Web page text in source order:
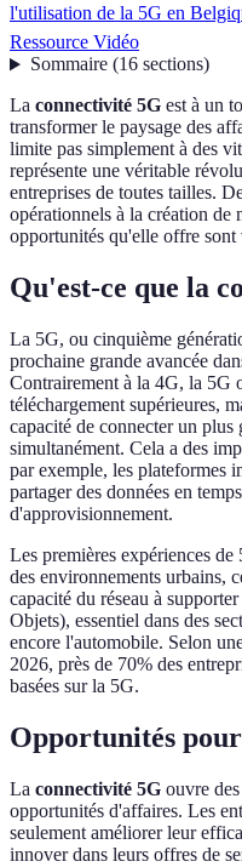
l'utilisation de la 5G en
Ressource Vidéo
Sommaire(16 sections)
La connectivité 5G est à un
transformer le paysage des
limite pas simplement à des
représente une véritable
entreprises de toutes tailles.
opérationnels à la création de
opportunités qu'elle offre sont
Qu'est-ce que la
La 5G, ou cinquième
prochaine grande avancée
Contrairement à la 4G, la 5G
téléchargement supérieures,
capacité de connecter un
simultanément. Cela a des
par exemple, les plateformes
partager des données en
d'approvisionnement.
Les premières expériences
des environnements urbains,
capacité du réseau à
Objets), essentiel dans des
encore l'automobile. Selon
2026, près de 70% des
basées sur la 5G.
Opportunités
La connectivité 5G ouvre
opportunités d'affaires. Les
seulement améliorer leur
innover dans leurs offres de